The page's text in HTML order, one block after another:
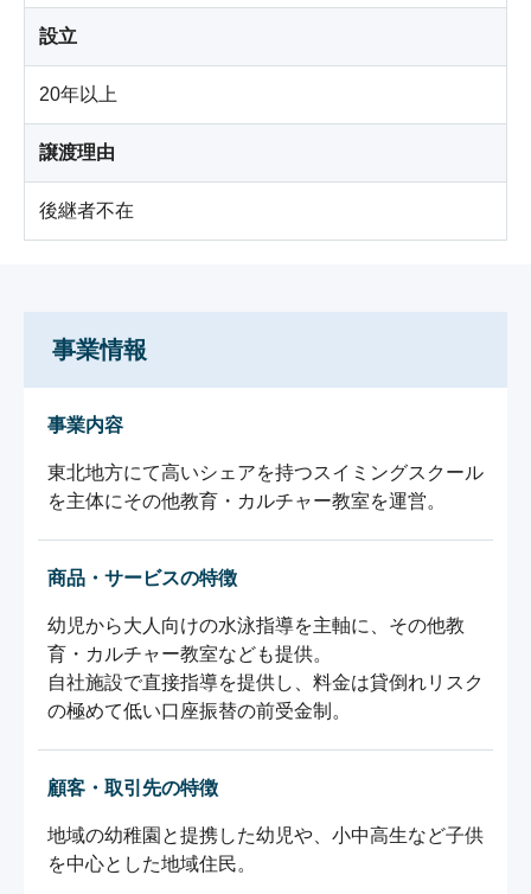
設立
20年以上
譲渡理由
後継者不在
事業情報
事業内容
東北地方にて高いシェアを持つスイミングスクール
を主体にその他教育・カルチャー教室を運営。
商品・サービスの特徴
幼児から大人向けの水泳指導を主軸に、その他教
育・カルチャー教室なども提供。
自社施設で直接指導を提供し、料金は貸倒れリスク
の極めて低い口座振替の前受金制。
顧客・取引先の特徴
地域の幼稚園と提携した幼児や、小中高生など子供
を中心とした地域住民。